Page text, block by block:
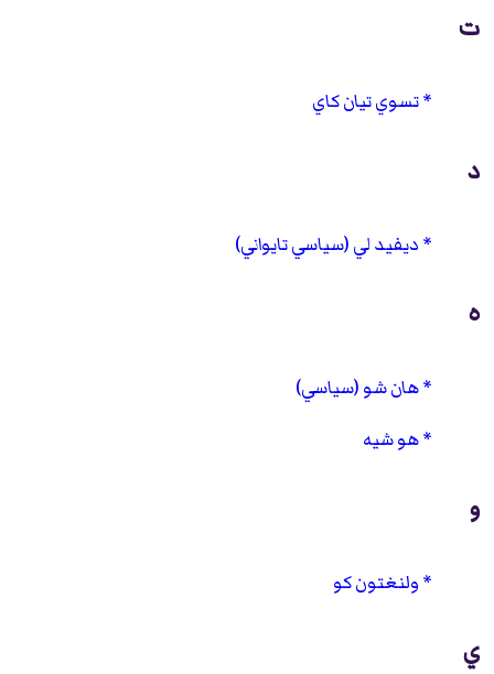
ت
تسوي تيان كاي
د
ديفيد لي (سياسي تايواني)
ه
هان شو (سياسي)
هو شيه
و
ولنغتون كو
ي